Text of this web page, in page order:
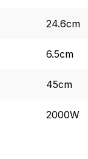
24.6cm
6.5cm
45cm
2000W